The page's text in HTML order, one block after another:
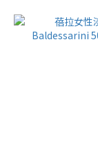
價格
(NT$)